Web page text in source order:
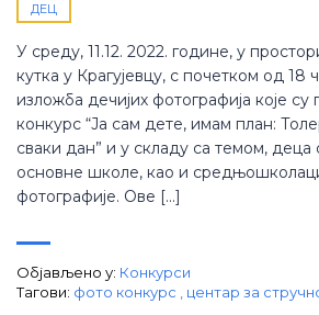
ДЕЦ
У среду, 11.12. 2022. године, у
кутка у Крагујевцу, с почетком од 18
изложба дечијих фотографија које
конкурс “Ја сам дете, имам план:
сваки дан” и у складу са темом, деца
основне школе, као и
фотографије. Ове […]
Објављено у: Конкурси
Тагови: фото конкурс центар за